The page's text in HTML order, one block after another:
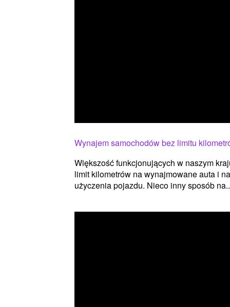
Wynajem samochodów bez limitu
Większość funkcjonujących w naszym
limit kilometrów na wynajmowane auta i
użyczenia pojazdu. Nieco inny sposób